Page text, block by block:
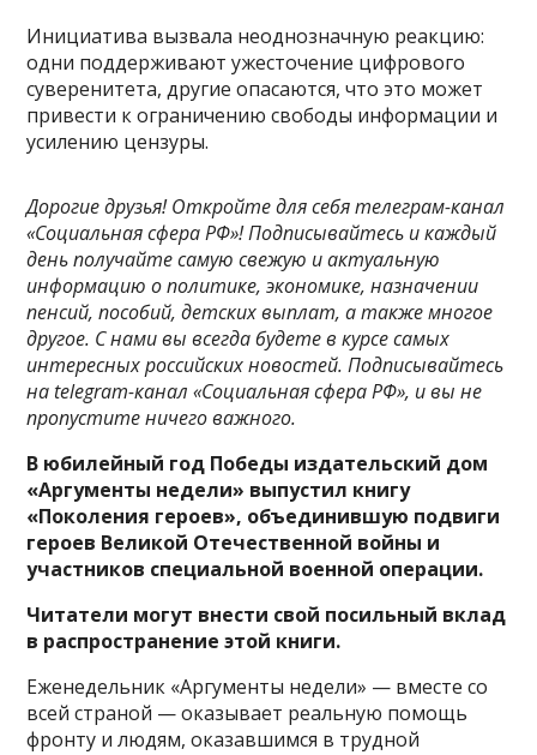
Инициатива вызвала неоднозначную реакцию:
одни поддерживают ужесточение цифрового
суверенитета, другие опасаются, что это может
привести к ограничению свободы информации и
усилению цензуры.
Дорогие друзья! Откройте для себя телеграм-канал
«Социальная сфера РФ»! Подписывайтесь и каждый
день получайте самую свежую и актуальную
информацию о политике, экономике, назначении
пенсий, пособий, детских выплат, а также многое
другое. С нами вы всегда будете в курсе самых
интересных российских новостей. Подписывайтесь
на telegram-канал «Социальная сфера РФ», и вы не
пропустите ничего важного.
В юбилейный год Победы издательский дом
«Аргументы недели» выпустил книгу
«Поколения героев», объединившую подвиги
героев Великой Отечественной войны и
участников специальной военной операции.
Читатели могут внести свой посильный вклад
в распространение этой книги.
Еженедельник «Аргументы недели» — вместе со
всей страной — оказывает реальную помощь
фронту и людям, оказавшимся в трудной